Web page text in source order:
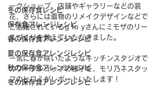
冬の保存食レシピ
保存食アレンジレシピ
春の保存食アレンジレシピ
夏の保存食アレンジレシピ
秋の保存食アレンジレシピ
冬の保存食アレンジレシピ
ークショップ、店舗やギャラリーなどの装
花、さらには着物のリメイクデザインなどで
ご活躍されているg to yさんにミモザのリー
スづくりを教えていただきました。
一気に春が咲いたようなキッチンスタジオで
のワークショップの様子を、モリ乃ネスタッ
フのヒロミがレポートいたします！